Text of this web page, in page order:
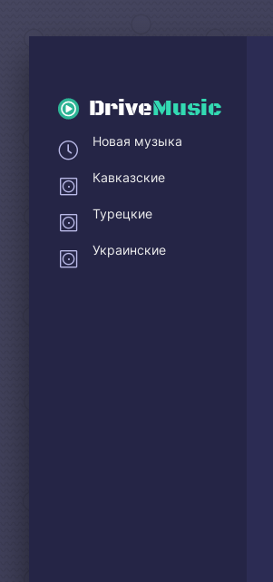
DriveMusic
Новая музыка
Кавказские
Турецкие
Украинские